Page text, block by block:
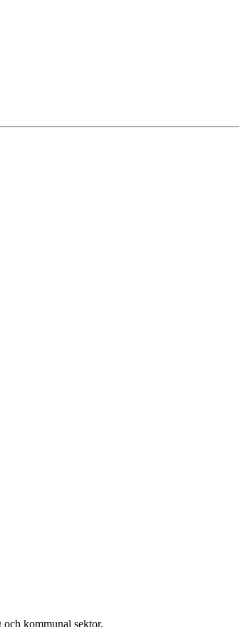
kommunal sektor.